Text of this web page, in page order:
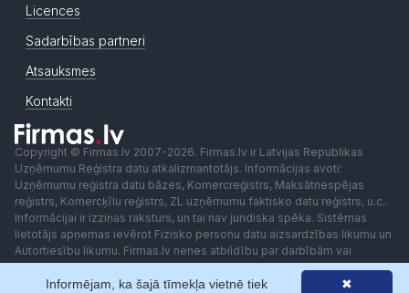
Licences
Sadarbības partneri
Atsauksmes
Kontakti
Copyright © Firmas.lv 2007-2026. Firmas.lv ir Latvijas Republikas
Uzņēmumu Reģistra datu atkalizmantotājs. Informācijas avoti:
Uzņēmumu reģistra datu bāzes, Komercreģistrs, Maksātnespējas
reģistrs, Komercķīlu reģistrs, ZL uzņēmumu faktisko datu reģistrs, u.c..
Informācijai ir izziņas raksturs, un tai nav juridiska spēka. Sistēmas
lietotājs apņemas ievērot Fizisko personu datu aizsardzības likumu un
Autortiesību likumu. Firmas.lv nenes atbildību par darbībām vai
lēmumiem, kas balstīti uz saņemto pakalpojumu. Lietotājam aizliegts
izmantot jebkādas automatizētas sistēmas vai iekārtas (robotus)
✖
Informējam, ka šajā tīmekļa vietnē tiek